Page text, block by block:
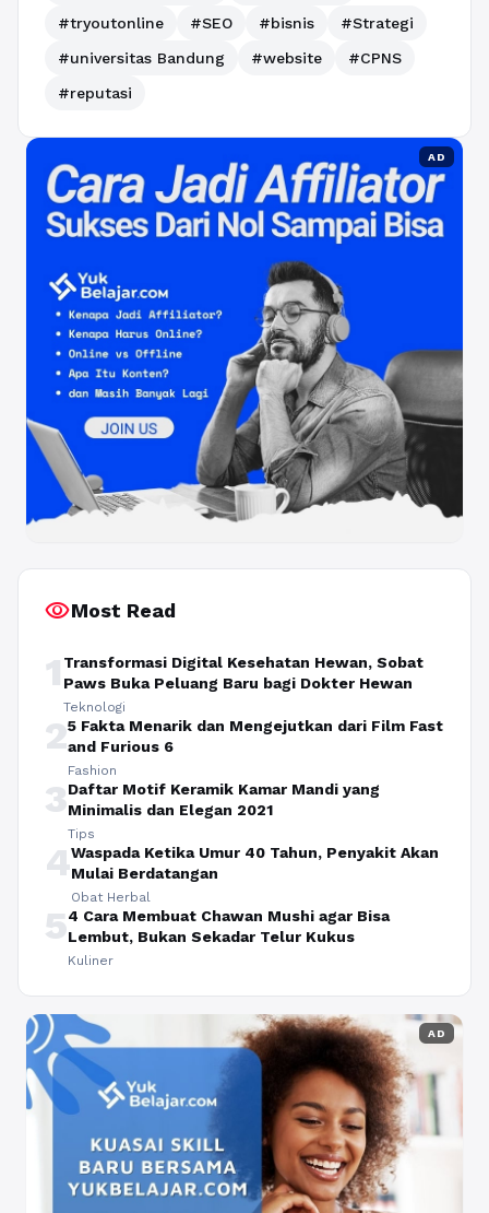
#tryoutonline
#SEO #bisnis
#Strategi
#universitas Bandung
#website
#CPNS
#reputasi
AD
visibilityMost Read
1 Transformasi Digital Kesehatan Hewan, Sobat
Paws Buka Peluang Baru bagi Dokter Hewan
Teknologi
25 Fakta Menarik dan Mengejutkan dari Film Fast
and Furious 6
Fashion
3Daftar Motif Keramik Kamar Mandi yang
Minimalis dan Elegan 2021
Tips
4Waspada Ketika Umur 40 Tahun, Penyakit Akan
Mulai Berdatangan
Obat Herbal
54 Cara Membuat Chawan Mushi agar Bisa
Lembut, Bukan Sekadar Telur Kukus
Kuliner
AD